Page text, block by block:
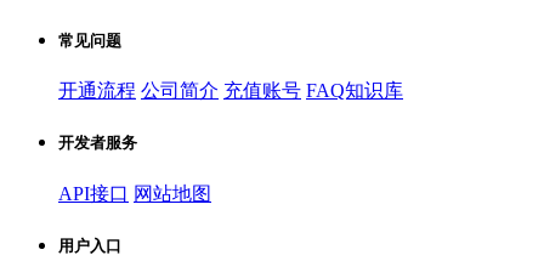
常见问题
开通流程 公司简介 充值账号 FAQ知识库
开发者服务
API接口 网站地图
用户入口